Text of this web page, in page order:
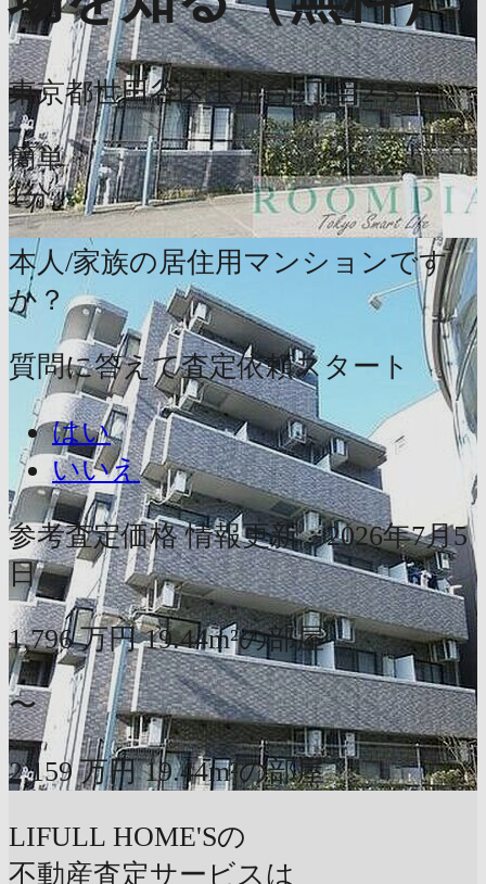
東京都世田谷区玉川台2丁目2-5
簡単
1分
本人/家族の居住用マンションです
か？
質問に答えて査定依頼スタート
はい
いいえ
参考査定価格 情報更新：2026年7月5
日
1,796 万円 19.44m²の部屋
〜
2,159 万円 19.44m²の部屋
LIFULL HOME'Sの
不動産査定サービスは